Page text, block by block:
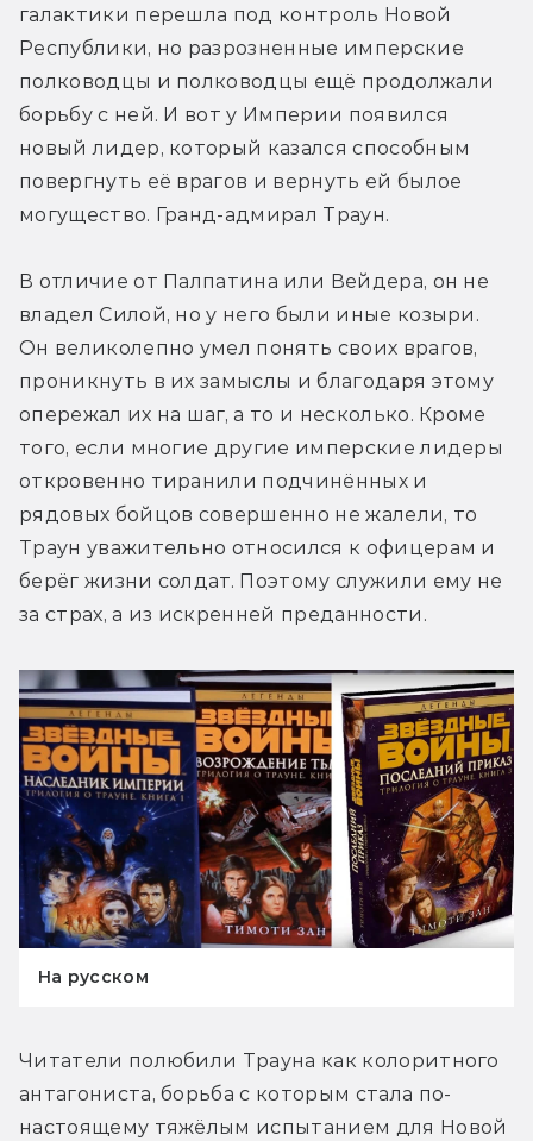
галактики перешла под контроль Новой
Республики, но разрозненные имперские
полководцы и полководцы ещё продолжали
борьбу с ней. И вот у Империи появился
новый лидер, который казался способным
повергнуть её врагов и вернуть ей былое
могущество. Гранд-адмирал Траун.
В отличие от Палпатина или Вейдера, он не
владел Силой, но у него были иные козыри.
Он великолепно умел понять своих врагов,
проникнуть в их замыслы и благодаря этому
опережал их на шаг, а то и несколько. Кроме
того, если многие другие имперские лидеры
откровенно тиранили подчинённых и
рядовых бойцов совершенно не жалели, то
Траун уважительно относился к офицерам и
берёг жизни солдат. Поэтому служили ему не
за страх, а из искренней преданности.
На русском
Читатели полюбили Трауна как колоритного
антагониста, борьба с которым стала по-
настоящему тяжёлым испытанием для Новой